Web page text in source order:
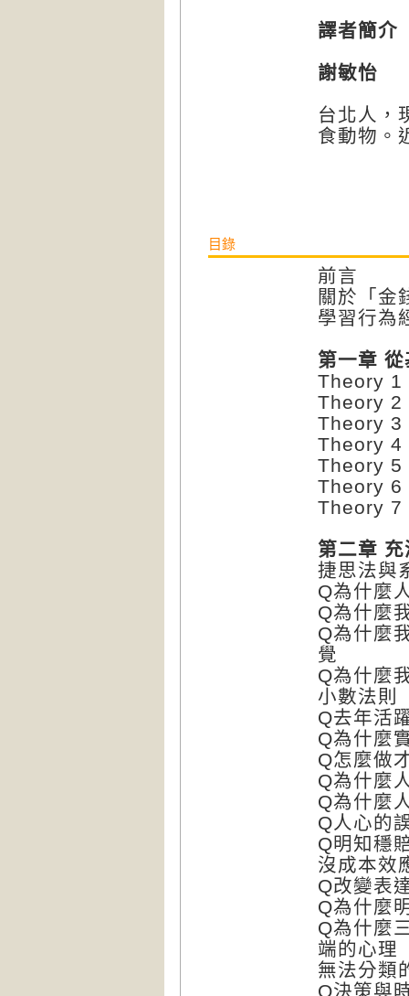
譯者簡介
謝敏怡
台北人，
食動物。
目錄
前言
關於「金
學習行為
第一章
Theory 1
Theory 2
Theory 3
Theory 4
Theory 5
Theory 6
Theory 7
第二章
捷思法與
Q為什麼
Q為什麼
Q為什麼
覺
Q為什麼
小數法則
Q去年活
Q為什麼
Q怎麼做
Q為什麼
Q為什麼
Q人心的
Q明知穩
沒成本效
Q改變表
Q為什麼
Q為什麼
端的心理
無法分類
Q決策與